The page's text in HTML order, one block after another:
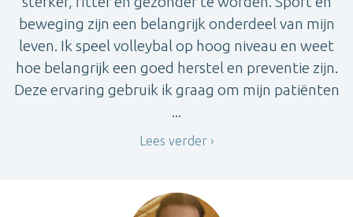
beweging zijn een belangrijk onderdeel van mijn
leven. Ik speel volleybal op hoog niveau en weet
hoe belangrijk een goed herstel en preventie zijn.
Deze ervaring gebruik ik graag om mijn patiënten
...
Lees verder